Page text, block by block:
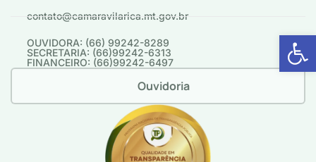
Abrir
contato@camaravilarica.mt.gov.br
OUVIDORA: (66) 99242-8289
SECRETARIA: (66)99242-6313
FINANCEIRO: (66)99242-6497
Ouvidoria